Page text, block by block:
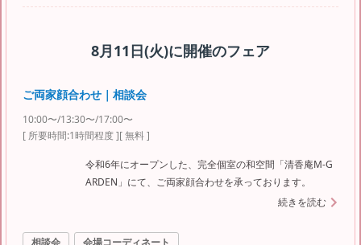
8月11日(火)に開催のフェア
ご両家顔合わせ｜相談会
10:00〜/13:30〜/17:00〜
[ 所要時間:1時間程度][ 無料 ]
令和6年にオープンした、完全個室の和空間「清香庵M-G
ARDEN」にて、ご両家顔合わせを承っております。
続きを読む
相談会 会場コーディネート